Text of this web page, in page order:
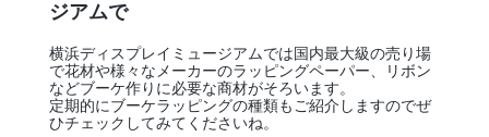
ジアムで
横浜ディスプレイミュージアムでは国内最大級の売り場
で花材や様々なメーカーのラッピングペーパー、リボン
などブーケ作りに必要な商材がそろいます。
定期的にブーケラッピングの種類もご紹介しますのでぜ
ひチェックしてみてくださいね。